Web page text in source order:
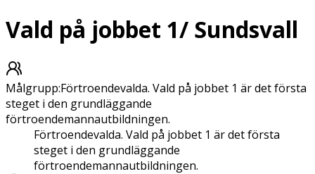
Vald på jobbet 1/ Sundsvall
Målgrupp:Förtroendevalda. Vald på jobbet 1 är det första
steget i den grundläggande
förtroendemannautbildningen.
Förtroendevalda. Vald på jobbet 1 är det första
steget i den grundläggande
förtroendemannautbildningen.